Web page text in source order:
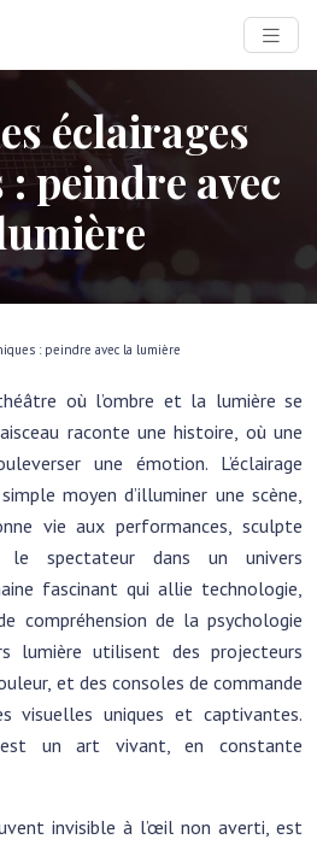
éclairages
peindre avec
: peindre avec la lumière
où l’ombre et la lumière se
raconte une histoire, où une
une émotion. L’éclairage
moyen d’illuminer une scène,
vie aux performances, sculpte
le spectateur dans un univers
fascinant qui allie technologie,
compréhension de la psychologie
lumière utilisent des projecteurs
et des consoles de commande
visuelles uniques et captivantes.
est un art vivant, en constante
invisible à l’œil non averti, est